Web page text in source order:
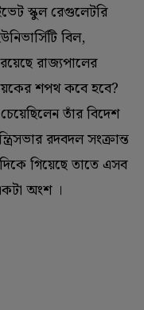
স্কুল রেগুলেটরি
বিল,
রাজ্যপালের
শপথ কবে হবে?‌
তাঁর বিদেশ
রদবদল সংক্রান্ত
গিয়েছে তাতে এসব
অংশ ।